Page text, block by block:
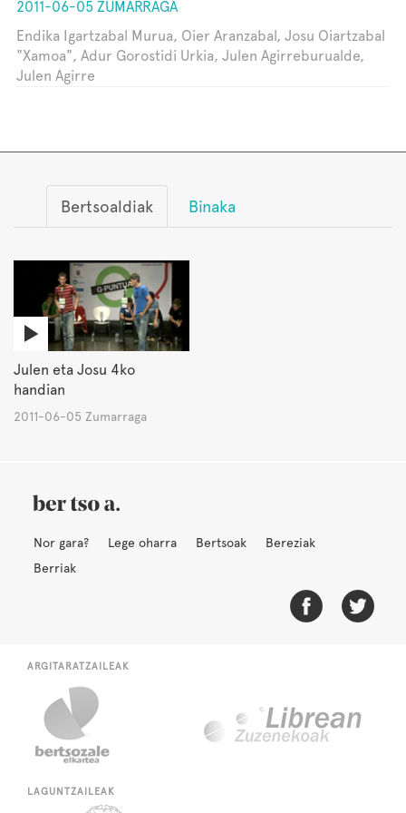
2011-06-05 ZUMARRAGA
Endika Igartzabal Murua, Oier Aranzabal, Josu Oiartzabal
"Xamoa", Adur Gorostidi Urkia, Julen Agirreburualde,
Julen Agirre
Bertsoaldiak Binaka
Julen eta Josu 4ko
handian
2011-06-05 Zumarraga
Nor gara? Lege oharra Bertsoak
Bereziak
Berriak
ARGITARATZAILEAK
LAGUNTZAILEAK